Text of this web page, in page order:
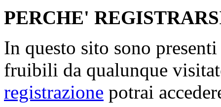
PERCHE'
In questo sito sono
fruibili da qualunque
registrazione potrai